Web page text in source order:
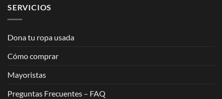
SERVICIOS
Dona tu ropa usada
Cómo comprar
Mayoristas
Preguntas Frecuentes – FAQ